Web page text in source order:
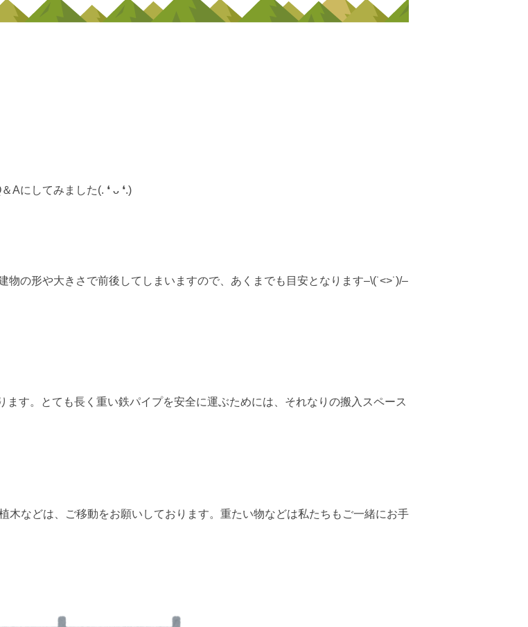
Aにしてみました(. ❛ ᴗ ❛.)
の形や大きさで前後してしまいますので、あくまでも目安となります–\(˙<>˙)/–
す。とても長く重い鉄パイプを安全に運ぶためには、それなりの搬入スペース
などは、ご移動をお願いしております。重たい物などは私たちもご一緒にお手